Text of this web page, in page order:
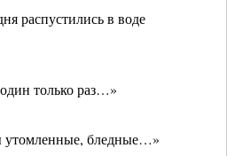
распустились в воде
только раз…»
утомленные, бледные…»